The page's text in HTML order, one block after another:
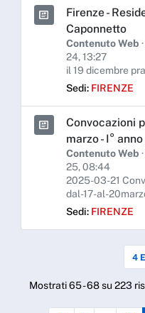
Firenze -
Caponnetto
Contenuto Web
24, 13:27
il 19 dicembre
Sedi: FIRENZE
Convocazioni
marzo - I°
Contenuto Web
25, 08:44
2025-03-21
dal-17-al-
Sedi: FIRENZE
4
Mostrati 65 - 68 su 223